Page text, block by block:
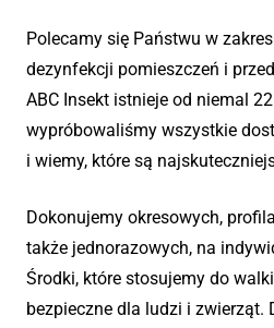
Polecamy się Państwu w
dezynfekcji pomieszczeń i
ABC Insekt istnieje od niemal
wypróbowaliśmy wszystkie
i wiemy, które są
Dokonujemy okresowych,
także jednorazowych, na
Środki, które stosujemy do
bezpieczne dla ludzi i zwierząt.